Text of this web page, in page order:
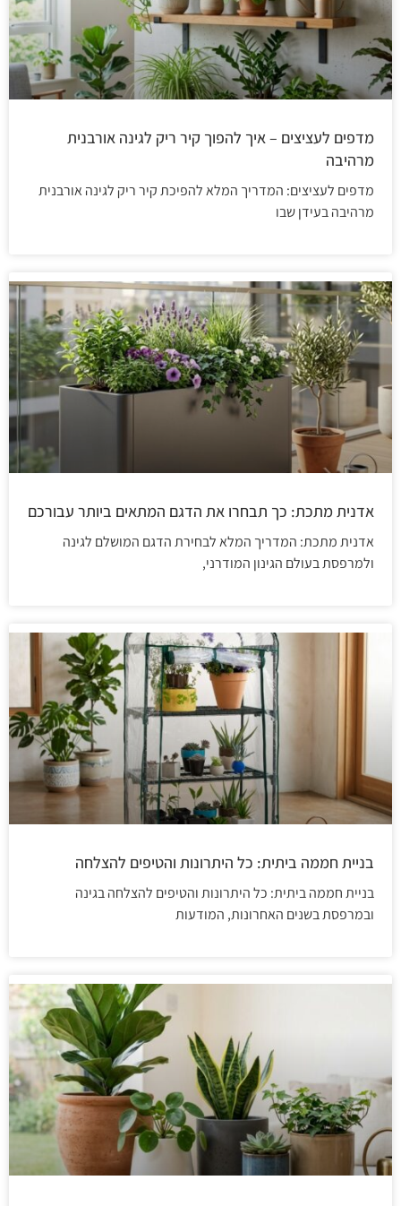
מדפים לעציצים – איך להפוך קיר ריק לגינה אורבנית
מרהיבה
מדפים לעציצים: המדריך המלא להפיכת קיר ריק לגינה אורבנית
מרהיבה בעידן שבו
אדנית מתכת: כך תבחרו את הדגם המתאים ביותר עבורכם
אדנית מתכת: המדריך המלא לבחירת הדגם המושלם לגינה
ולמרפסת בעולם הגינון המודרני,
בניית חממה ביתית: כל היתרונות והטיפים להצלחה
בניית חממה ביתית: כל היתרונות והטיפים להצלחה בגינה
ובמרפסת בשנים האחרונות, המודעות